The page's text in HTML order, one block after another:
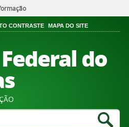
CONTRASTE MAPA DO SITE
do